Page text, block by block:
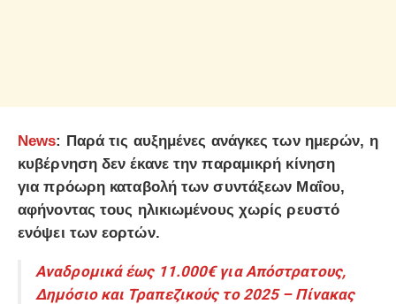
News: Παρά τις αυξημένες ανάγκες των ημερών, η
κυβέρνηση δεν έκανε την παραμικρή κίνηση
για πρόωρη καταβολή των συντάξεων Μαΐου,
αφήνοντας τους ηλικιωμένους χωρίς ρευστό
ενόψει των εορτών.
Αναδρομικά έως 11.000€ για Απόστρατους,
Δημόσιο και Τραπεζικούς το 2025 – Πίνακας